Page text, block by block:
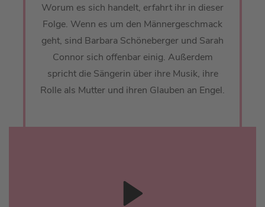
Worum es sich handelt, erfahrt ihr in dieser
Folge. Wenn es um den Männergeschmack
geht, sind Barbara Schöneberger und Sarah
Connor sich offenbar einig. Außerdem
spricht die Sängerin über ihre Musik, ihre
Rolle als Mutter und ihren Glauben an Engel.